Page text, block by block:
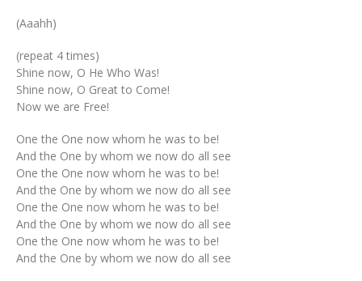
(Aaahh)
(repeat 4 times)
Shine now, O He Who Was!
Shine now, O Great to Come!
Now we are Free!
One the One now whom he was to be!
And the One by whom we now do all see
One the One now whom he was to be!
And the One by whom we now do all see
One the One now whom he was to be!
And the One by whom we now do all see
One the One now whom he was to be!
And the One by whom we now do all see